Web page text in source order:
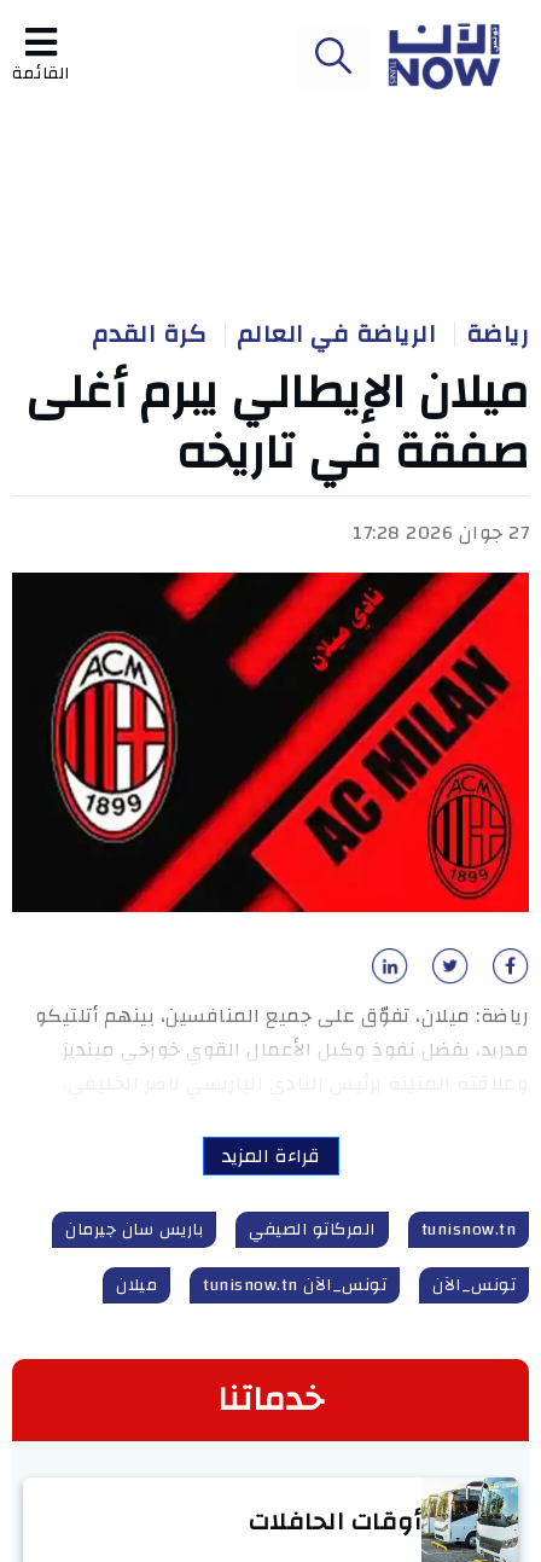
القائمة
رياضة الرياضة في العالم كرة القدم
ميلان الإيطالي يبرم أغلى
صفقة في تاريخه
27 جوان 2026 17:28
رياضة: ميلان، تفوّق على جميع المنافسين، بينهم أتلتيكو
مدريد، بفضل نفوذ وكيل الأعمال القوي خورخي مينديز
قراءة المزيد
tunisnow.tn المركاتو الصيفي
باريس سان جيرمان
تونس_الآن
تونس_الآن tunisnow.tn ميلان
خدماتنا
أوقات الحافلات